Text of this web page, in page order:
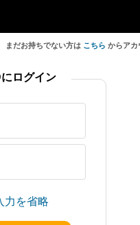
まだお持ちでない方は こちら からアカ
力を省略
ログイン